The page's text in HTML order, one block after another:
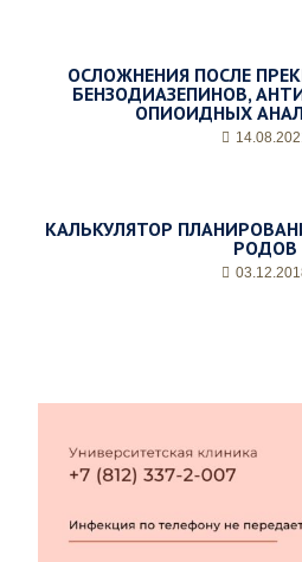
ОСЛОЖНЕНИЯ ПОСЛЕ
БЕНЗОДИАЗЕПИНОВ,
ОПИОИДНЫХ
КАЛЬКУЛЯТОР
РОДОВ